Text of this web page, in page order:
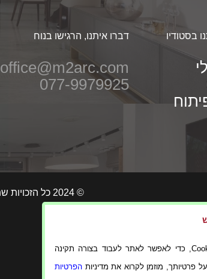
בסטודיו דברו איתנו, הרגישו בנוח
office@m2arc.com
077-9979925
© 2024 כל הזכויות שמורות ל-2M – MIKI KETTER & MERAV BERMAN
באתר זה אנו משתמשים בקבצי Cookies, כדי לאפשר לאתר לעבוד בצורה תקינה
פרטיותך, מוזמן לקרוא את מדיניות הפרטיות